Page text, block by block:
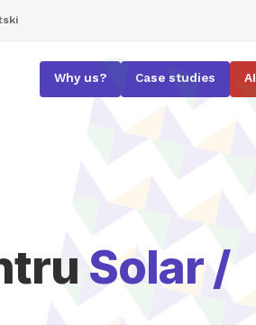
Why us? Case studies AI
Solar /